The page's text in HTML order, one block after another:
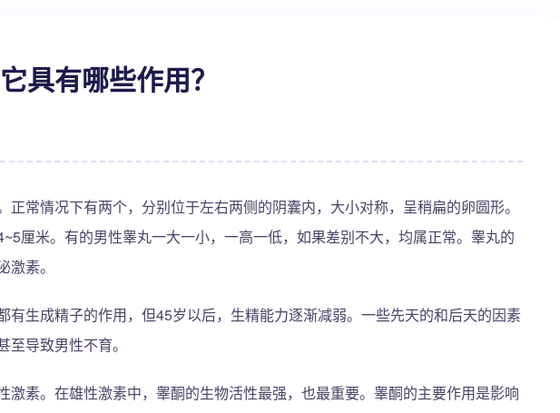
具有哪些作用？
正常情况下有两个，分别位于左右两侧的阴囊内，大小对称，呈稍扁的卵圆形。
厘米。有的男性睾丸一大一小，一高一低，如果差别不大，均属正常。睾丸的
素。
有生成精子的作用，但45岁以后，生精能力逐渐减弱。一些先天的和后天的因素
导致男性不育。
激素。在雄性激素中，睾酮的生物活性最强，也最重要。睾酮的主要作用是影响